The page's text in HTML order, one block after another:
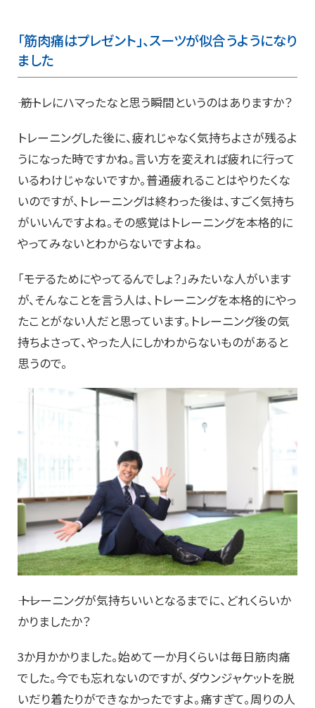
「筋肉痛はプレゼント」、スーツが似合うようになり
ました
―― 筋トレにハマったなと思う瞬間というのはありますか？
トレーニングした後に、疲れじゃなく気持ちよさが残るよ
うになった時ですかね。言い方を変えれば疲れに行って
いるわけじゃないですか。普通疲れることはやりたくな
いのですが、トレーニングは終わった後は、すごく気持ち
がいいんですよね。その感覚はトレーニングを本格的に
やってみないとわからないですよね。
「モテるためにやってるんでしょ？」みたいな人がいます
が、そんなことを言う人は、トレーニングを本格的にやっ
たことがない人だと思っています。トレーニング後の気
持ちよさって、やった人にしかわからないものがあると
思うので。
―― トレーニングが気持ちいいとなるまでに、どれくらいか
かりましたか？
3か月かかりました。始めて一か月くらいは毎日筋肉痛
でした。今でも忘れないのですが、ダウンジャケットを脱
いだり着たりができなかったですよ。痛すぎて。周りの人